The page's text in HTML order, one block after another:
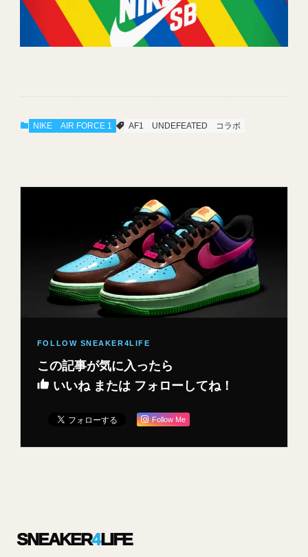
NIKE AIR FORCE 1 AF1 UNDEFEATED コラボ
この記事が気に入ったら
いいね または フォローしてね！
Follow Me
SNEAKER4LIFE